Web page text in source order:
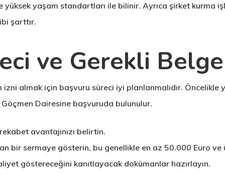
yüksek yaşam standartları ile bilinir. Ayrıca şirket kurma
şarttır.
ve Gerekli
almak için başvuru süreci iyi planlanmalıdır. Öncelikle
Dairesine başvuruda bulunulur.
avantajınızı belirtin.
bir sermaye gösterin, bu genellikle en az 50.000 Euro ve
göstereceğini kanıtlayacak dokümanlar hazırlayın.